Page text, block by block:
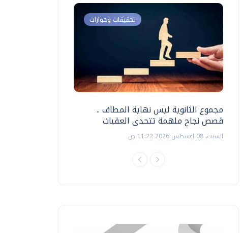
تحقيقات وحوارات
مجموع الثانوية ليس نهاية المطاف ..
قصص نجاح ملهمة تتحدى العقبات
السبت، 08 اغسطس 2026 11:22 ص